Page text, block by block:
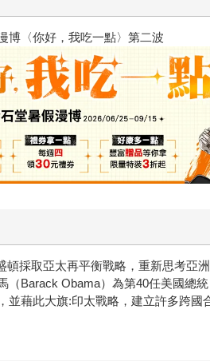
博〈你好，我吃一點〉第二波
採取亞太再平衡戰略，重新思考亞
Barack Obama）為第40任美國總
藉此大旗:印太戰略，建立許多跨國